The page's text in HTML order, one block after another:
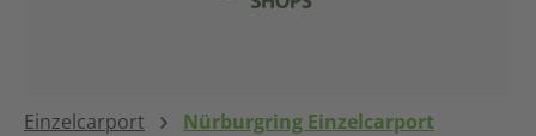
Einzelcarport
Nürburgring Einzelcarport